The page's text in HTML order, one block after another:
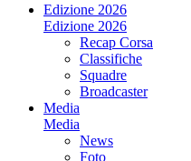
Edizione 2026
Edizione 2026
Recap Corsa
Classifiche
Squadre
Broadcaster
Media
Media
News
Foto